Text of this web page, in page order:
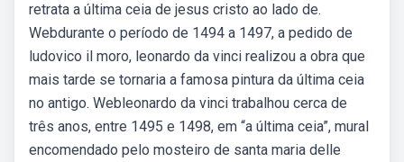
retrata a última ceia de jesus cristo ao lado de.
Webdurante o período de 1494 a 1497, a pedido de
ludovico il moro, leonardo da vinci realizou a obra que
mais tarde se tornaria a famosa pintura da última ceia
no antigo. Webleonardo da vinci trabalhou cerca de
três anos, entre 1495 e 1498, em “a última ceia”, mural
encomendado pelo mosteiro de santa maria delle